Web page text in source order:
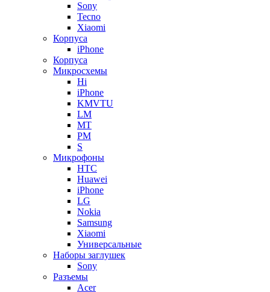
Sony
Tecno
Xiaomi
Корпуса
iPhone
Корпуса
Микросхемы
Hi
iPhone
KMVTU
LM
MT
PM
S
Микрофоны
HTC
Huawei
iPhone
LG
Nokia
Samsung
Xiaomi
Универсальные
Наборы заглушек
Sony
Разъемы
Acer